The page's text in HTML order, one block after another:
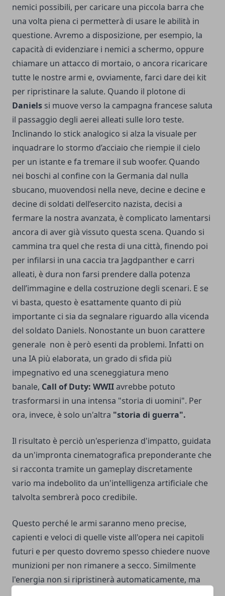
nemici possibili, per caricare una piccola barra che
una volta piena ci permetterà di usare le abilità in
questione. Avremo a disposizione, per esempio, la
capacità di evidenziare i nemici a schermo, oppure
chiamare un attacco di mortaio, o ancora ricaricare
tutte le nostre armi e, ovviamente, farci dare dei kit
per ripristinare la salute. Quando il plotone di
Daniels si muove verso la campagna francese saluta
il passaggio degli aerei alleati sulle loro teste.
Inclinando lo stick analogico si alza la visuale per
inquadrare lo stormo d’acciaio che riempie il cielo
per un istante e fa tremare il sub woofer. Quando
nei boschi al confine con la Germania dal nulla
sbucano, muovendosi nella neve, decine e decine e
decine di soldati dell’esercito nazista, decisi a
fermare la nostra avanzata, è complicato lamentarsi
ancora di aver già vissuto questa scena. Quando si
cammina tra quel che resta di una città, finendo poi
per infilarsi in una caccia tra Jagdpanther e carri
alleati, è dura non farsi prendere dalla potenza
dell’immagine e della costruzione degli scenari. E se
vi basta, questo è esattamente quanto di più
importante ci sia da segnalare riguardo alla vicenda
del soldato Daniels. Nonostante un buon carattere
generale non è però esenti da problemi. Infatti on
una IA più elaborata, un grado di sfida più
impegnativo ed una sceneggiatura meno
banale, Call of Duty: WWIIavrebbe potuto
trasformarsi in una intensa "storia di uomini". Per
ora, invece, è solo un'altra "storia di guerra".
Il risultato è perciò un'esperienza d'impatto, guidata
da un'impronta cinematografica preponderante che
si racconta tramite un gameplay discretamente
vario ma indebolito da un'intelligenza artificiale che
talvolta sembrerà poco credibile.
Questo perché le armi saranno meno precise,
capienti e veloci di quelle viste all'opera nei capitoli
futuri e per questo dovremo spesso chiedere nuove
munizioni per non rimanere a secco. Similmente
l'energia non si ripristinerà automaticamente, ma